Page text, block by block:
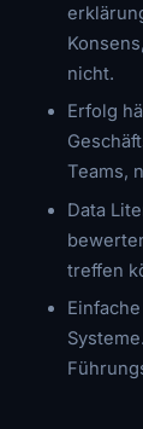
nicht.
Erfolg
Teams,
Data
treffen